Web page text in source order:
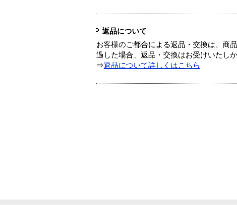
返品について
お客様のご都合による返品・交換は、商
過した場合、返品・交換はお受けいたしか
⇒返品について詳しくはこちら